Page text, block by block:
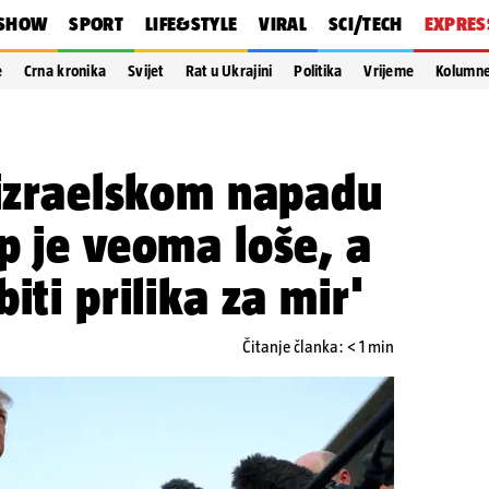
SPORT LIFE&STYLE VIRAL SCI/TECH
Crna kronika Svijet Rat u Ukrajini Politika Vrijeme
napadu
je veoma loše, a
prilika za mir'
Čitanje članka: < 1 min